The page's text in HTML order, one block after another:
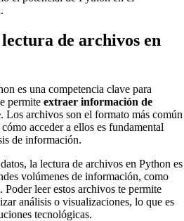
de archivos en
es una competencia clave para
permite extraer información de
. Los archivos son el formato más común
acceder a ellos es fundamental
de información.
la lectura de archivos en Python es
volúmenes de información, como
leer estos archivos te permite
análisis o visualizaciones, lo que es
tecnológicas.